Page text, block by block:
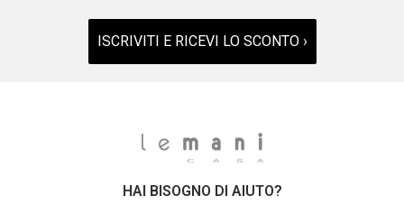
ISCRIVITI E RICEVI LO SCONTO ›
HAI BISOGNO DI AIUTO?